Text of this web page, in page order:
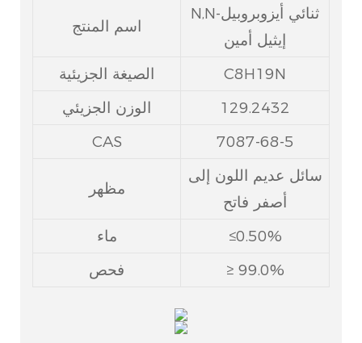
اسم المنتج
N,N-ثنائي أيزوبروبيل
إيثيل أمين
الصيغة الجزيئية
C8H19N
الوزن الجزيئي
129.2432
CAS
7087-68-5
مظهر
سائل عديم اللون إلى
أصفر فاتح
ماء
≤0.50%
فحص
≥ 99.0%